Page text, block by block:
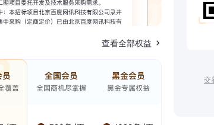
查看全部权益
交